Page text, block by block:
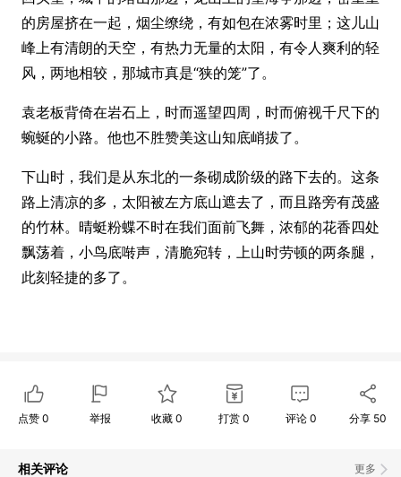
的房屋挤在一起，烟尘缭绕，有如包在浓雾时里；这儿山
峰上有清朗的天空，有热力无量的太阳，有令人爽利的轻
风，两地相较，那城市真是“狭的笼”了。
袁老板背倚在岩石上，时而遥望四周，时而俯视千尺下的
蜿蜒的小路。他也不胜赞美这山知底峭拔了。
下山时，我们是从东北的一条砌成阶级的路下去的。这条
路上清凉的多，太阳被左方底山遮去了，而且路旁有茂盛
的竹林。晴蜓粉蝶不时在我们面前飞舞，浓郁的花香四处
飘荡着，小鸟底啭声，清脆宛转，上山时劳顿的两条腿，
此刻轻捷的多了。
点赞 0 举报 收藏0 打赏 0 评论 0 分享 50
更多
相关评论